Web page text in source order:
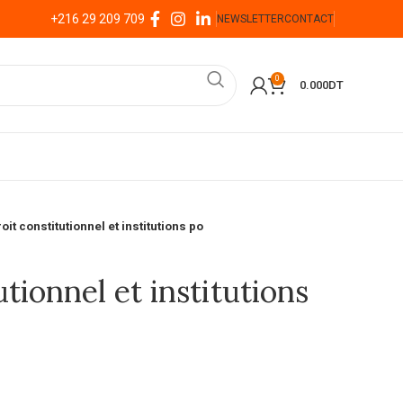
+216 29 209 709 NEWSLETTERCONTACT
0
0.000DT
constitutionnel et institutions po
et institutions